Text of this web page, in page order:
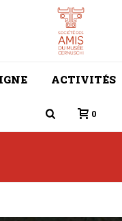
ACTIVITÉS
0